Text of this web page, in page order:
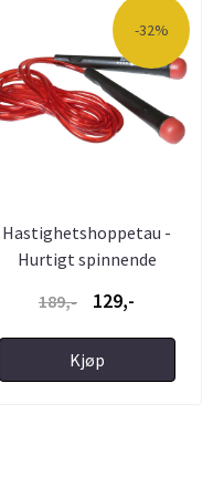
-32%
Hastighetshoppetau -
Hurtigt spinnende
189,- 129,-
Kjøp